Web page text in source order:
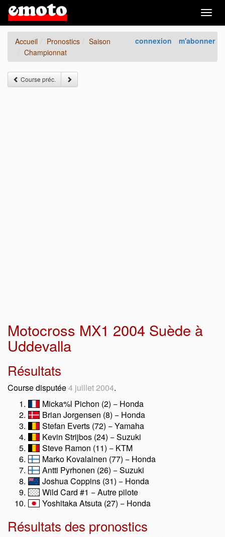
connexion m'abonner
Accueil Pronostics
Saison
Championnat
Course préc.
Motocross MX1 2004 Suède à
Uddevalla
Résultats
Course disputée4 juillet 2004.
Micka%l Pichon (2) − Honda
Brian Jorgensen (8) − Honda
Stefan Everts (72) − Yamaha
Kevin Strijbos (24) − Suzuki
Steve Ramon (11) − KTM
Marko Kovalainen (77) − Honda
Antti Pyrhonen (26) − Suzuki
Joshua Coppins (31) − Honda
Wild Card #1 − Autre pilote
Yoshitaka Atsuta (27) − Honda
Résultats des pronostics